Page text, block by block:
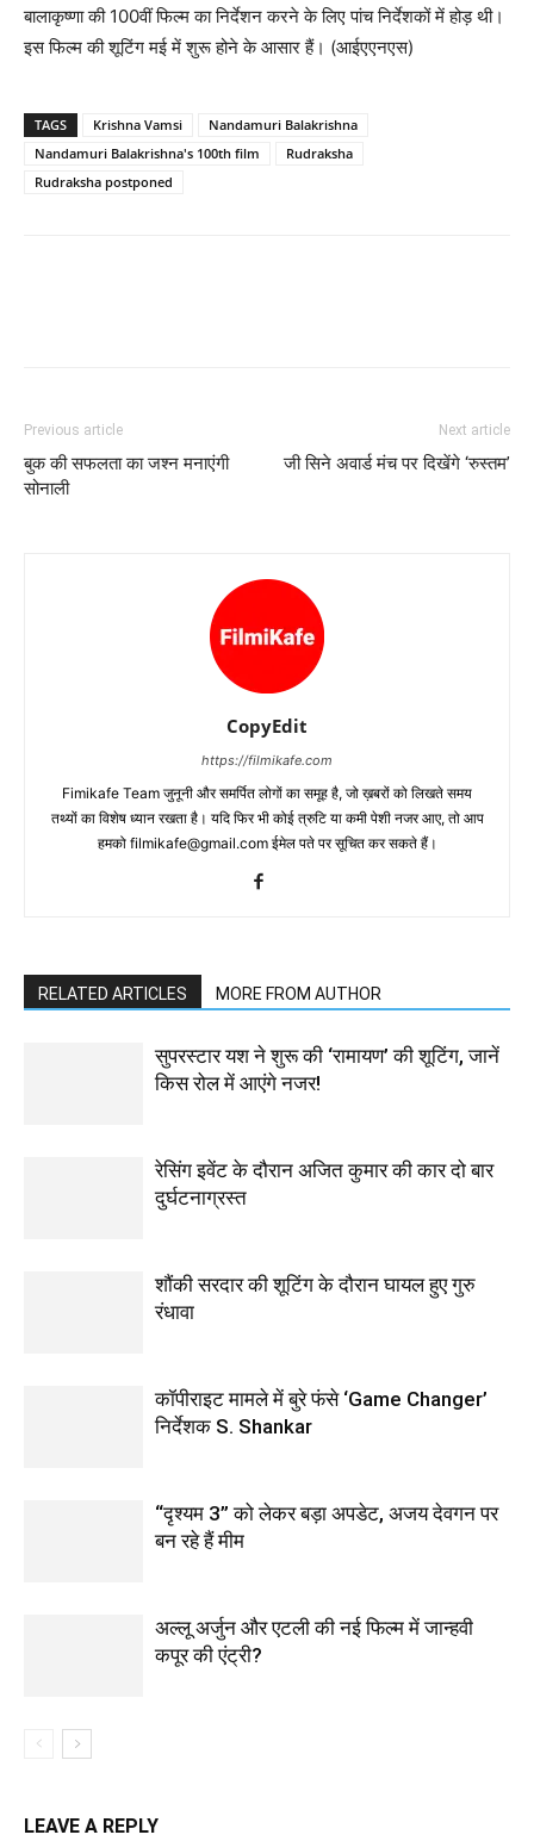
बालाकृष्णा की 100वीं फिल्म का निर्देशन करने के लिए पांच निर्देशकों में होड़ थी।
इस फिल्म की शूटिंग मई में शुरू होने के आसार हैं। (आईएएनएस)
TAGS Krishna Vamsi
Nandamuri Balakrishna
Nandamuri Balakrishna's 100th film
Rudraksha
Rudraksha postponed
Previous article
बुक की सफलता का जश्न मनाएंगी
सोनाली
Next article
जी सिने अवार्ड मंच पर दिखेंगे ‘रुस्तम’
CopyEdit
https://filmikafe.com
Fimikafe Team जुनूनी और समर्पित लोगों का समूह है, जो ख़बरों को लिखते समय
तथ्‍यों का विशेष ध्‍यान रखता है। यदि फिर भी कोई त्रुटि या कमी पेशी नजर आए, तो आप
हमको filmikafe@gmail.com ईमेल पते पर सूचित कर सकते हैं।
RELATED ARTICLES MORE FROM AUTHOR
सुपरस्टार यश ने शुरू की ‘रामायण’ की शूटिंग, जानें
किस रोल में आएंगे नजर!
रेसिंग इवेंट के दौरान अजित कुमार की कार दो बार
दुर्घटनाग्रस्त
शौंकी सरदार की शूटिंग के दौरान घायल हुए गुरु
रंधावा
कॉपीराइट मामले में बुरे फंसे ‘Game Changer’
निर्देशक S. Shankar
“दृश्यम 3” को लेकर बड़ा अपडेट, अजय देवगन पर
बन रहे हैं मीम
अल्लू अर्जुन और एटली की नई फिल्म में जान्हवी
कपूर की एंट्री?
LEAVE A REPLY